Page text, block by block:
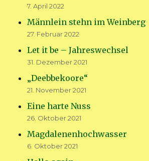
7. April 2022
Männlein stehn im Weinberg
27. Februar 2022
Let it be – Jahreswechsel
31. Dezember 2021
„Deebbekoore“
21. November 2021
Eine harte Nuss
26. Oktober 2021
Magdalenenhochwasser
6. Oktober 2021